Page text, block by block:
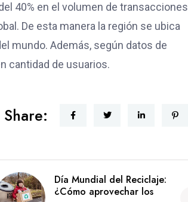
40% en el volumen de transacciones
De esta manera la región se ubica
mundo. Además, según datos de
cantidad de usuarios.
Share:
Día Mundial del Reciclaje:
¿Cómo aprovechar los